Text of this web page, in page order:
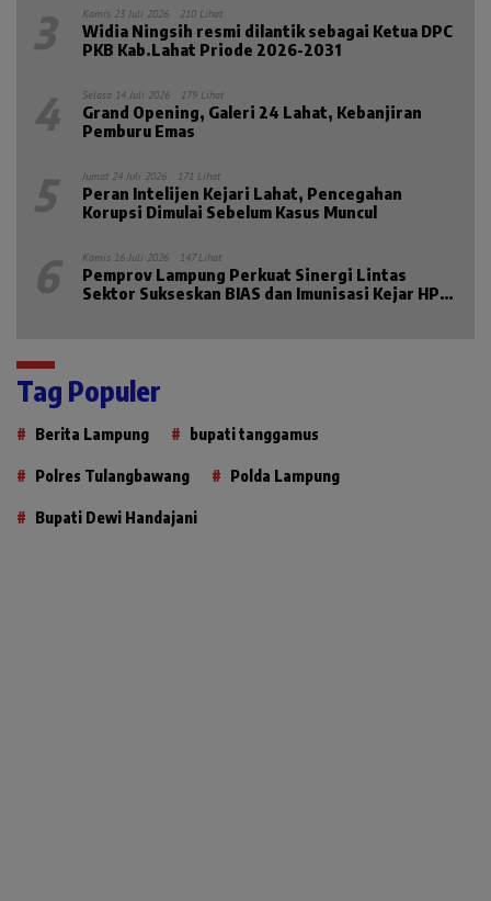
3 Kamis 23 Juli 2026 210 Lihat
Widia Ningsih resmi dilantik sebagai Ketua DPC
PKB Kab.Lahat Priode 2026-2031
4 Selasa 14 Juli 2026 179 Lihat
Grand Opening, Galeri 24 Lahat, Kebanjiran
Pemburu Emas
5 Jumat 24 Juli 2026 171 Lihat
Peran Intelijen Kejari Lahat, Pencegahan
Korupsi Dimulai Sebelum Kasus Muncul
6 Kamis 16 Juli 2026 147 Lihat
Pemprov Lampung Perkuat Sinergi Lintas
Sektor Sukseskan BIAS dan Imunisasi Kejar HPV
Tag Populer
Berita Lampung bupati tanggamus
Polres Tulangbawang Polda Lampung
Bupati Dewi Handajani